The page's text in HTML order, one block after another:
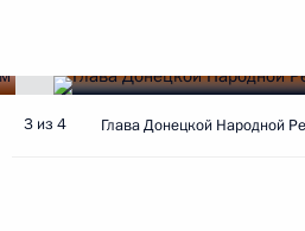
3 из 4 Глава Донецкой Народной